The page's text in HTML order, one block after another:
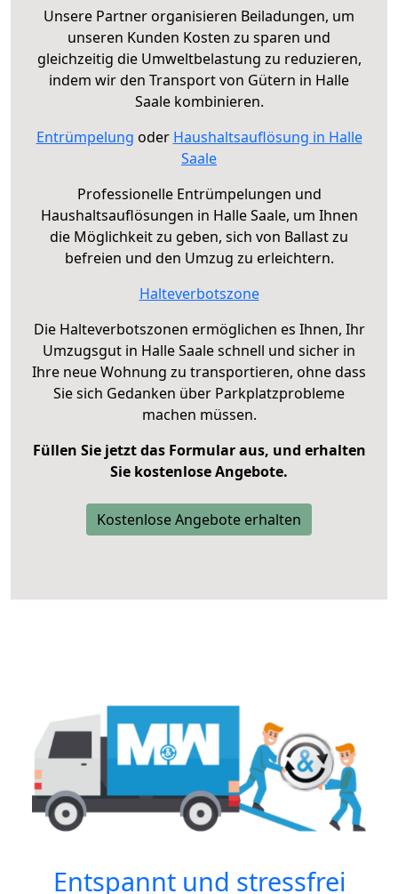
Unsere Partner organisieren Beiladungen, um
unseren Kunden Kosten zu sparen und
gleichzeitig die Umweltbelastung zu reduzieren,
indem wir den Transport von Gütern in Halle
Saale kombinieren.
Entrümpelung oder Haushaltsauflösung in Halle
Saale
Professionelle Entrümpelungen und
Haushaltsauflösungen in Halle Saale, um Ihnen
die Möglichkeit zu geben, sich von Ballast zu
befreien und den Umzug zu erleichtern.
Halteverbotszone
Die Halteverbotszonen ermöglichen es Ihnen, Ihr
Umzugsgut in Halle Saale schnell und sicher in
Ihre neue Wohnung zu transportieren, ohne dass
Sie sich Gedanken über Parkplatzprobleme
machen müssen.
Füllen Sie jetzt das Formular aus, und erhalten
Sie kostenlose Angebote.
Kostenlose Angebote erhalten
Entspannt und stressfrei